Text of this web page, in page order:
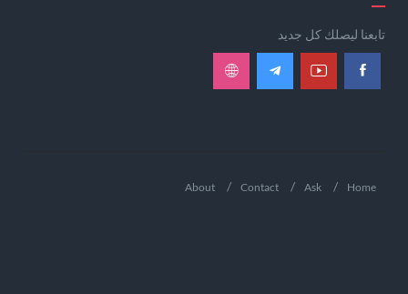
تابعنا ليصلك كل جديد
Home
Ask
Contact
About